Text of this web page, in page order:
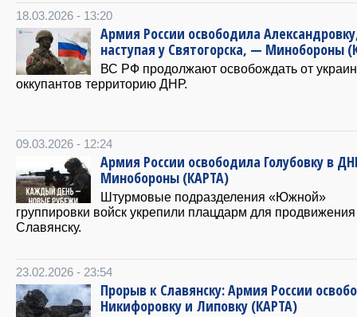
18.03.2026 - 13:20
Армия России освободила
наступая у Святогорска, — Минобороны
ВС РФ продолжают освобождать от
оккупантов территорию ДНР.
09.03.2026 - 12:24
Армия России освободила Голубовку в
Минобороны (КАРТА)
Штурмовые подразделения «Южной»
группировки войск укрепили плацдарм для продвижения
Славянску.
23.02.2026 - 23:54
Прорыв к Славянску: Армия России
Никифоровку и Липовку (КАРТА)